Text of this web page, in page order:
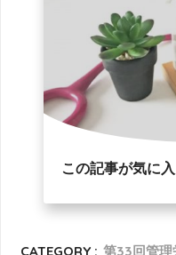
この記事が気に
CATEGORY : 第33回管